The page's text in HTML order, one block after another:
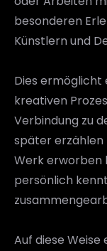
besonderen
Künstlern und
Dies ermöglicht
kreativen
Verbindung zu
später erzählen
Werk erworben
persönlich
Auf diese